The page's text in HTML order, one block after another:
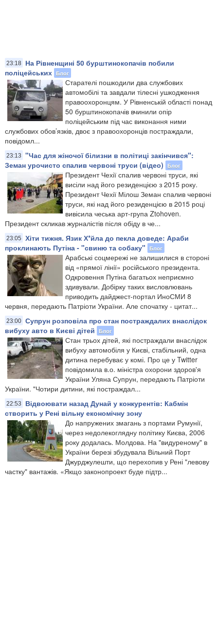
23:18
На Рівненщині 50 бурштинокопачів побили
поліцейських Блог
Старателі пошкодили два службових
автомобілі та завдали тілесні ушкодження
правоохоронцям. У Рівненській області понад
50 бурштинокопачів вчинили опір
поліцейським під час виконання ними
службових обов’язків, двоє з правоохоронців постраждали,
повідомл...
23:13
"Час для жіночої білизни в політиці закінчився":
Земан урочисто спалив червоні труси (відео)
Блог
Президент Чехії спалив червоні труси, які
висіли над його резиденцією з 2015 року.
Президент Чехії Мілош Земан спалив червоні
труси, які над його резиденцією в 2015 році
вивісила чеська арт-група Ztohoven.
Президент скликав журналістів після обіду в че...
23:05
Хіти тижня. Язик Х*йла до пекла доведе: Араби
проклинають Путіна - "свиню та собаку"
Блог
Арабські соцмережі не залишилися в стороні
від «прямої лінії» російського президента.
Одкровення Путіна багатьох неприємно
здивували. Добірку таких висловлювань
приводить дайджест-портал ИноСМИ 8
червня, передають Патріоти України. Але спочатку - цитат...
23:00 Супрун розповіла про стан постраждалих внаслідок
вибуху авто в Києві дітей
Блог
Стан трьох дітей, які постраждали внаслідок
вибуху автомобіля у Києві, стабільний, одна
дитина перебуває у комі. Про це у Twitter
повідомила в.о. міністра охорони здоров'я
України Уляна Супрун, передають Патріоти
України. "Чотири дитини, які постраждал...
22:53
Відвоювати назад Дунай у конкурентів: Кабмін
створить у Рені вільну економічну зону
До напружених змагань з портами Румунії,
через недолекоглядну політику Києва, 2006
року додалась. Молдова. На "видуреному" в
України березі збудувала Вільний Порт
Джурджулешти, що перехопив у Рені "левову
частку" вантажів. «Якщо законопроект буде підтр...